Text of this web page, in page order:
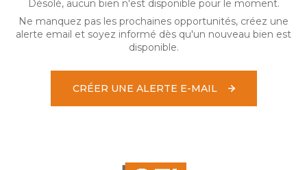
Désolé, aucun bien n'est disponible pour le moment.
Ne manquez pas les prochaines opportunités, créez une
alerte email et soyez informé dès qu'un nouveau bien est
disponible.
CRÉER UNE ALERTE E-MAIL